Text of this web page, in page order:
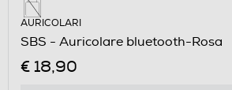
AURICOLARI
SBS - Auricolare bluetooth-Rosa
€ 18,90